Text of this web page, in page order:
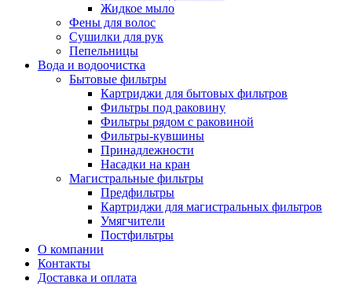
Жидкое мыло
Фены для волос
Сушилки для рук
Пепельницы
Вода и водоочистка
Бытовые фильтры
Картриджи для бытовых фильтров
Фильтры под раковину
Фильтры рядом с раковиной
Фильтры-кувшины
Принадлежности
Насадки на кран
Магистральные фильтры
Предфильтры
Картриджи для магистральных фильтров
Умягчители
Постфильтры
О компании
Контакты
Доставка и оплата